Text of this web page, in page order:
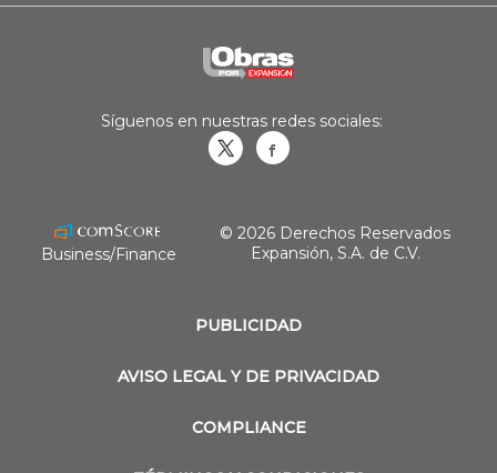
PUBLICIDAD
AVISO LEGAL Y DE PRIVACIDAD
COMPLIANCE
Síguenos en nuestras redes sociales:
Business/Finance
© 2026 Derechos Reservados
Expansión, S.A. de C.V.